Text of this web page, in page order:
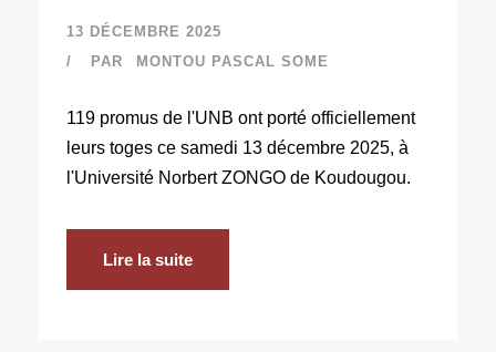
13 DÉCEMBRE 2025
PAR
MONTOU PASCAL SOME
119 promus de l'UNB ont porté officiellement
leurs toges ce samedi 13 décembre 2025, à
l'Université Norbert ZONGO de Koudougou.
Lire la suite